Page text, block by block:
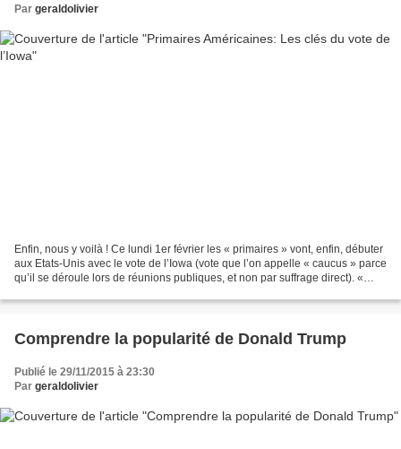
Par geraldolivier
Enfin, nous y voilà ! Ce lundi 1er février les « primaires » vont, enfin, débuter
aux Etats-Unis avec le vote de l’Iowa (vote que l’on appelle « caucus » parce
qu’il se déroule lors de réunions publiques, et non par suffrage direct). «
Comprendre la popularité de Donald Trump
Publié le 29/11/2015 à 23:30
Par geraldolivier